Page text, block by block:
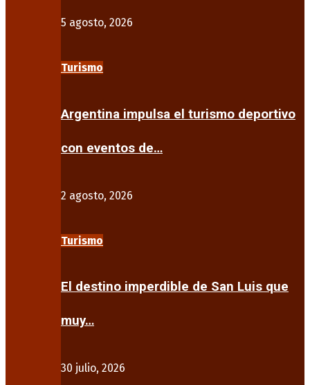
5 agosto, 2026
Turismo
Argentina impulsa el turismo deportivo
con eventos de…
2 agosto, 2026
Turismo
El destino imperdible de San Luis que
muy…
30 julio, 2026